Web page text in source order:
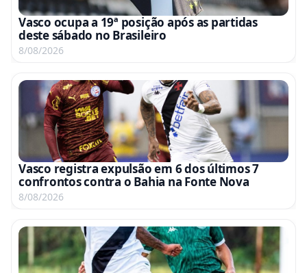
Vasco ocupa a 19ª posição após as partidas
deste sábado no Brasileiro
8/08/2026
Vasco registra expulsão em 6 dos últimos 7
confrontos contra o Bahia na Fonte Nova
8/08/2026